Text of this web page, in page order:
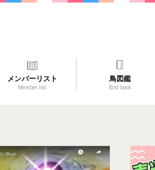
メンバーリスト
Member list
鳥図鑑
Bird book